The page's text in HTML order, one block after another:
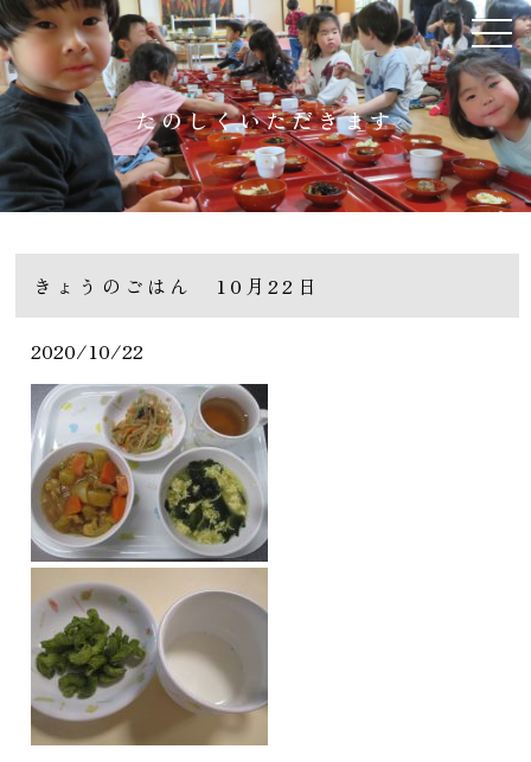
たのしくいただきます
きょうのごはん 10月22日
2020/10/22